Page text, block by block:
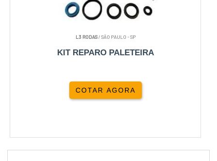
L3 RODAS/ SÃO PAULO - SP
KIT REPARO PALETEIRA
COTAR AGORA